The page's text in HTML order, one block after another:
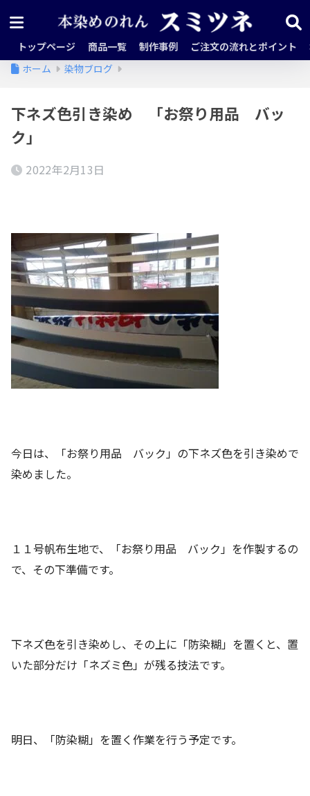
トップページ 商品一覧 制作事例 ご注文の流れとポイント
ホーム
染物ブログ
下ネズ色引き染め 「お祭り用品 バッ
ク」
2022年2月13日
今日は、「お祭り用品 バック」の下ネズ色を引き染めで
染めました。
１１号帆布生地で、「お祭り用品 バック」を作製するの
で、その下準備です。
下ネズ色を引き染めし、その上に「防染糊」を置くと、置
いた部分だけ「ネズミ色」が残る技法です。
明日、「防染糊」を置く作業を行う予定です。